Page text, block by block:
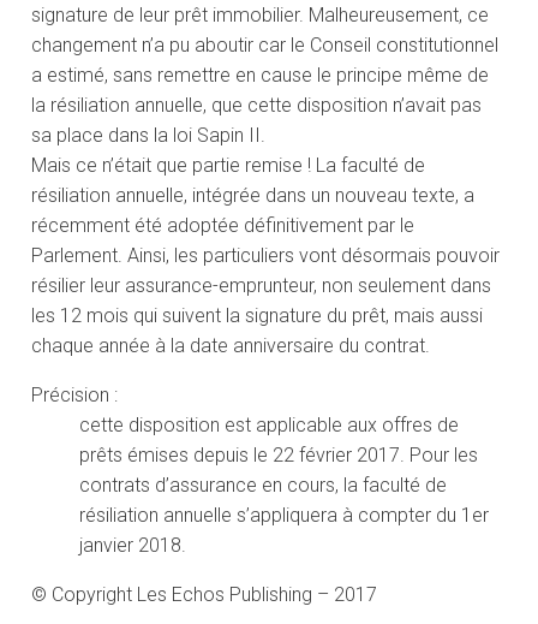
signature de leur prêt immobilier. Malheureusement, ce
changement n’a pu aboutir car le Conseil constitutionnel
a estimé, sans remettre en cause le principe même de
la résiliation annuelle, que cette disposition n’avait pas
sa place dans la loi Sapin II.
Mais ce n’était que partie remise ! La faculté de
résiliation annuelle, intégrée dans un nouveau texte, a
récemment été adoptée définitivement par le
Parlement. Ainsi, les particuliers vont désormais pouvoir
résilier leur assurance-emprunteur, non seulement dans
les 12 mois qui suivent la signature du prêt, mais aussi
chaque année à la date anniversaire du contrat.
Précision :
cette disposition est applicable aux offres de
prêts émises depuis le 22 février 2017. Pour les
contrats d’assurance en cours, la faculté de
résiliation annuelle s’appliquera à compter du 1er
janvier 2018.
© Copyright Les Echos Publishing – 2017